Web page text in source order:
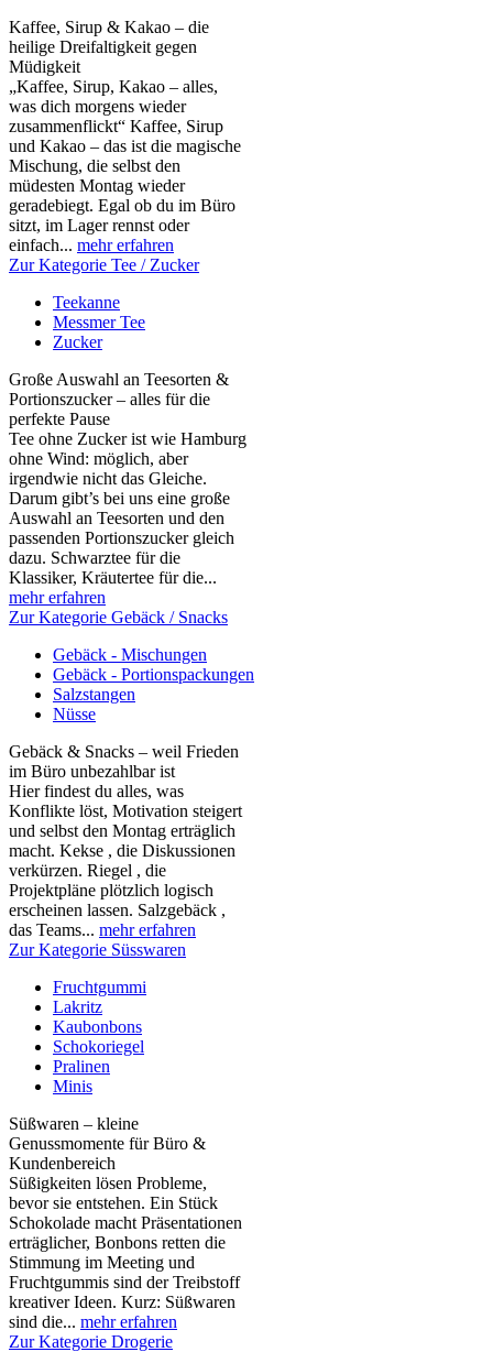
Kaffee, Sirup & Kakao – die
heilige Dreifaltigkeit gegen
Müdigkeit
„Kaffee, Sirup, Kakao – alles,
was dich morgens wieder
zusammenflickt“ Kaffee, Sirup
und Kakao – das ist die magische
Mischung, die selbst den
müdesten Montag wieder
geradebiegt. Egal ob du im Büro
sitzt, im Lager rennst oder
einfach... mehr erfahren
Zur Kategorie Tee / Zucker
Teekanne
Messmer Tee
Zucker
Große Auswahl an Teesorten &
Portionszucker – alles für die
perfekte Pause
Tee ohne Zucker ist wie Hamburg
ohne Wind: möglich, aber
irgendwie nicht das Gleiche.
Darum gibt’s bei uns eine große
Auswahl an Teesorten und den
passenden Portionszucker gleich
dazu. Schwarztee für die
Klassiker, Kräutertee für die...
mehr erfahren
Zur Kategorie Gebäck / Snacks
Gebäck - Mischungen
Gebäck - Portionspackungen
Salzstangen
Nüsse
Gebäck & Snacks – weil Frieden
im Büro unbezahlbar ist
Hier findest du alles, was
Konflikte löst, Motivation steigert
und selbst den Montag erträglich
macht. Kekse , die Diskussionen
verkürzen. Riegel , die
Projektpläne plötzlich logisch
erscheinen lassen. Salzgebäck ,
das Teams... mehr erfahren
Zur Kategorie Süsswaren
Fruchtgummi
Lakritz
Kaubonbons
Schokoriegel
Pralinen
Minis
Süßwaren – kleine
Genussmomente für Büro &
Kundenbereich
Süßigkeiten lösen Probleme,
bevor sie entstehen. Ein Stück
Schokolade macht Präsentationen
erträglicher, Bonbons retten die
Stimmung im Meeting und
Fruchtgummis sind der Treibstoff
kreativer Ideen. Kurz: Süßwaren
sind die... mehr erfahren
Zur Kategorie Drogerie